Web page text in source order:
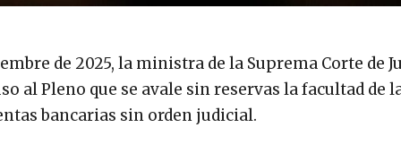
de 2025, la ministra de la Suprema Corte de
al Pleno que se avale sin reservas la facultad de
bancarias sin orden judicial.